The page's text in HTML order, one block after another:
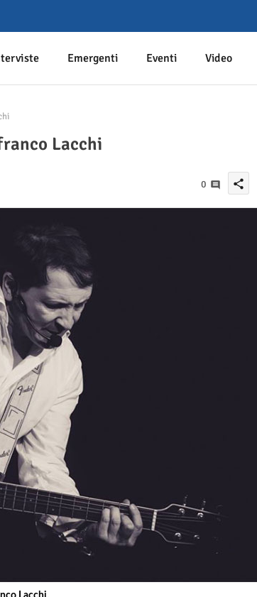
Emergenti Eventi Video
Lacchi
0 share